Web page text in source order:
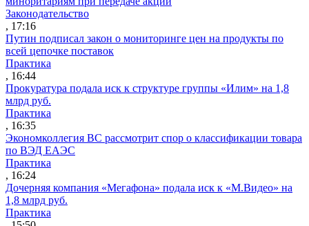
Законодательство
, 17:16
Путин подписал закон о мониторинге цен на продукты по
всей цепочке поставок
Практика
, 16:44
Прокуратура подала иск к структуре группы «Илим» на 1,8
млрд руб.
Практика
, 16:35
Экономколлегия ВС рассмотрит спор о классификации товара
по ВЭД ЕАЭС
Практика
, 16:24
Дочерняя компания «Мегафона» подала иск к «М.Видео» на
1,8 млрд руб.
Практика